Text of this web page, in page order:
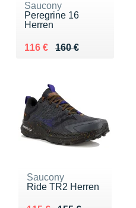
Saucony
Peregrine 16
Herren
160 €
Au lieu de 160 €
116 €
Vendu 116 €
Saucony
Ride TR2 Herren